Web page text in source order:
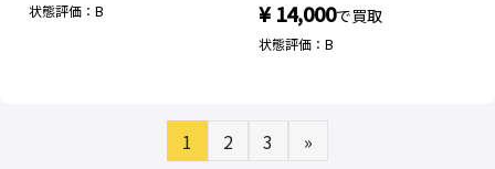
状態評価：B ¥ 14,000で買取
状態評価：B
1 2 3 »